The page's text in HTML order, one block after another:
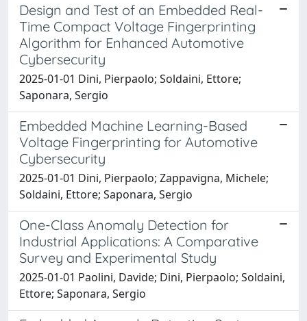
Design and Test of an Embedded Real-
Time Compact Voltage Fingerprinting
Algorithm for Enhanced Automotive
Cybersecurity
2025-01-01 Dini, Pierpaolo; Soldaini, Ettore;
Saponara, Sergio
Embedded Machine Learning-Based
Voltage Fingerprinting for Automotive
Cybersecurity
2025-01-01 Dini, Pierpaolo; Zappavigna, Michele;
Soldaini, Ettore; Saponara, Sergio
One-Class Anomaly Detection for
Industrial Applications: A Comparative
Survey and Experimental Study
2025-01-01 Paolini, Davide; Dini, Pierpaolo; Soldaini,
Ettore; Saponara, Sergio